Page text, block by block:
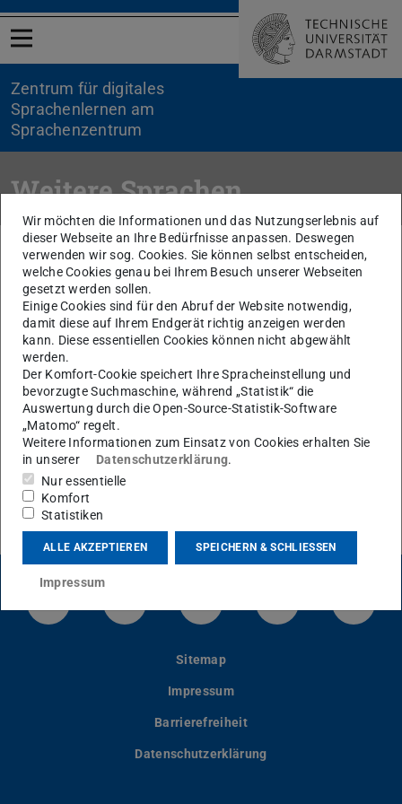
Menü öffnen
Zentrum für digitales
Sprachenlernen am
Sprachenzentrum
Weitere Sprachen
Sie befinden sich hier:
TU Darmstadt ZediS Sprachen
KONTAKT
Sorbisch
LinkedIn-Seite der TU Darmstadt
Instagram-Kanal der TU
Bluesky-Kanal der TU
Facebook-
Sitemap
Impressum
Barrierefreiheit
Datenschutzerklärung
Wir möchten die Informationen und das Nutzungserlebnis auf
dieser Webseite an Ihre Bedürfnisse anpassen. Deswegen
verwenden wir sog. Cookies. Sie können selbst entscheiden,
welche Cookies genau bei Ihrem Besuch unserer Webseiten
gesetzt werden sollen.
Einige Cookies sind für den Abruf der Website notwendig,
damit diese auf Ihrem Endgerät richtig anzeigen werden
kann. Diese essentiellen Cookies können nicht abgewählt
werden.
Der Komfort-Cookie speichert Ihre Spracheinstellung und
bevorzugte Suchmaschine, während „Statistik“ die
Auswertung durch die Open-Source-Statistik-Software
„Matomo“ regelt.
Weitere Informationen zum Einsatz von Cookies erhalten Sie
in unserer
Datenschutzerklärung.
Nur essentielle
Komfort
Statistiken
ALLE AKZEPTIEREN SPEICHERN & SCHLIESSEN
Impressum